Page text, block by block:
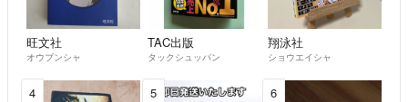
旺文社
オウブンシャ
TAC出版
タックシュッパン
翔泳社
ショウエイシャ
4 5 6